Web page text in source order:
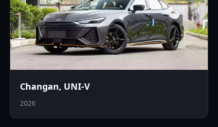
Changan, UNI-V
2026